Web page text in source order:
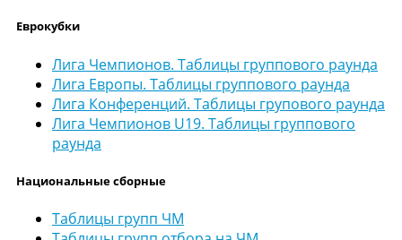
Еврокубки
Лига Чемпионов. Таблицы группового раунда
Лига Европы. Таблицы группового раунда
Лига Конференций. Таблицы групового раунда
Лига Чемпионов U19. Таблицы группового
раунда
Национальные сборные
Таблицы групп ЧМ